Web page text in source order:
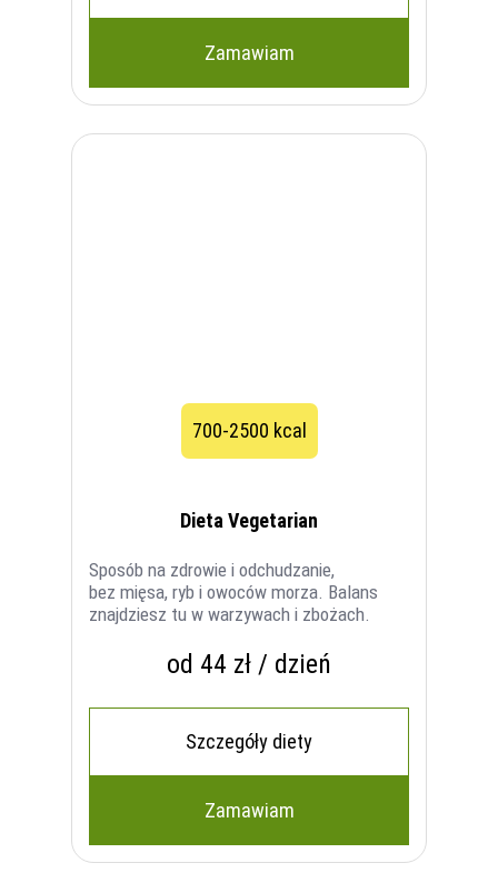
Zamawiam
700-2500 kcal
Dieta Vegetarian
Sposób na zdrowie i odchudzanie,
bez mięsa, ryb i owoców morza. Balans
znajdziesz tu w warzywach i zbożach.
od 44 zł / dzień
Szczegóły diety
Zamawiam